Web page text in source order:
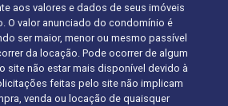
aos valores e dados de seus imóveis
O valor anunciado do condomínio é
ser maior, menor ou mesmo passível
da locação. Pode ocorrer de algum
site não estar mais disponível devido à
feitas pelo site não implicam
venda ou locação de quaisquer